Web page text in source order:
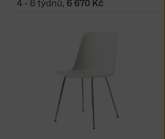
4 - 6 týdnů, 6 670 Kč